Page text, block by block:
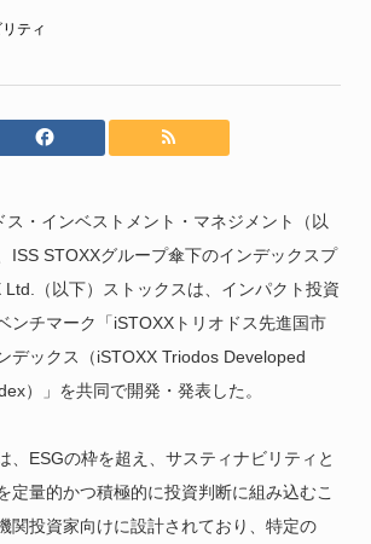
ティ
・インベストメント・マネジメント（以
ISS STOXXグループ傘下のインデックスプ
Ltd.（以下）ストックスは、インパクト投資
ンチマーク「iSTOXXトリオドス先進国市
デックス（iSTOXX Triodos Developed
）」を共同で開発・発表した。
、ESGの枠を超え、サスティナビリティと
定量的かつ積極的に投資判断に組み込むこ
関投資家向けに設計されており、特定の